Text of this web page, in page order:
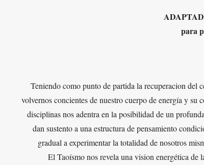
para
Teniendo como punto de partida la recuperacion del
volvernos concientes de nuestro cuerpo de energía y
disciplinas nos adentra en la posibilidad de un
dan sustento a una estructura de pensamiento
gradual a experimentar la totalidad de nosotros
El Taoísmo nos revela una vision energética de